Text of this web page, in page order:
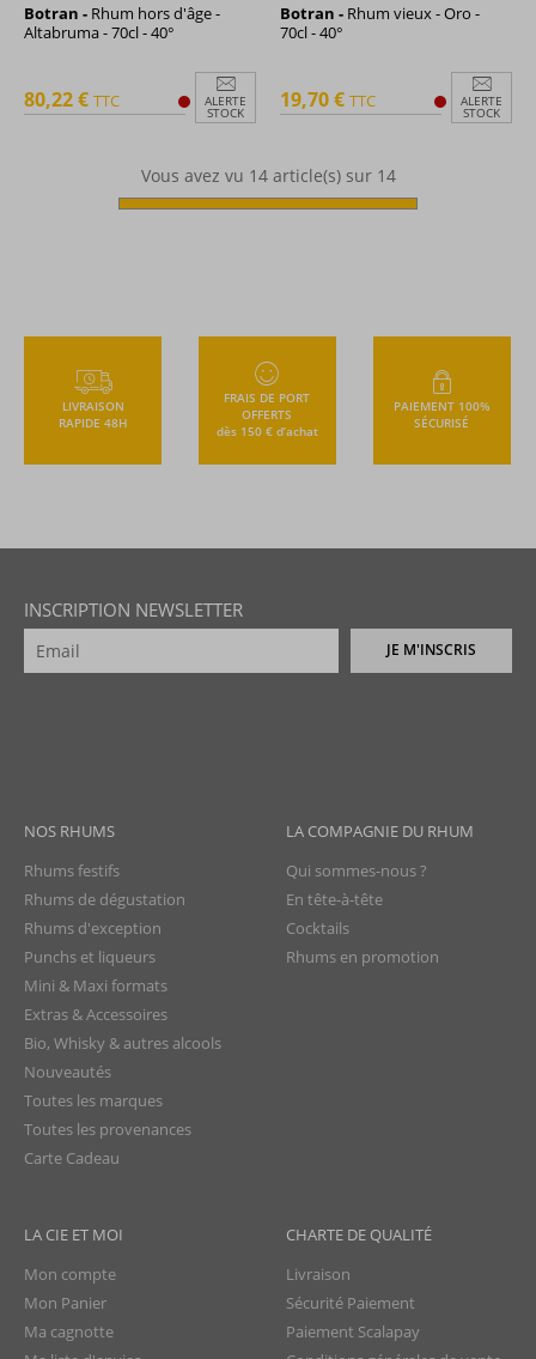
Botran - Rhum hors d'âge -
Altabruma - 70cl - 40°
ALERTE
STOCK
80,22 € TTC
Botran - Rhum vieux - Oro -
70cl - 40°
ALERTE
STOCK
19,70 € TTC
Vous avez vu 14article(s) sur 14
LIVRAISON
RAPIDE 48H
FRAIS DE PORT
OFFERTS
dès 150 € d’achat
PAIEMENT 100%
SÉCURISÉ
INSCRIPTION NEWSLETTER
JE M'INSCRIS
NOS RHUMS
Rhums festifs
Rhums de dégustation
Rhums d'exception
Punchs et liqueurs
Mini & Maxi formats
Extras & Accessoires
Bio, Whisky & autres alcools
Nouveautés
Toutes les marques
Toutes les provenances
Carte Cadeau
LA COMPAGNIE DU RHUM
Qui sommes-nous ?
En tête-à-tête
Cocktails
Rhums en promotion
LA CIE ET MOI
Mon compte
Mon Panier
Ma cagnotte
CHARTE DE QUALITÉ
Livraison
Sécurité Paiement
Paiement Scalapay